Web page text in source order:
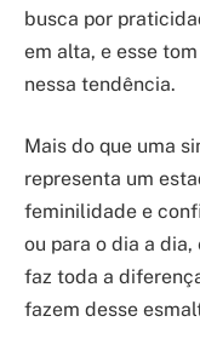
busca por
em alta, e esse
nessa tendência.
Mais do que uma
representa um
feminilidade e
ou para o dia a
faz toda a
fazem desse